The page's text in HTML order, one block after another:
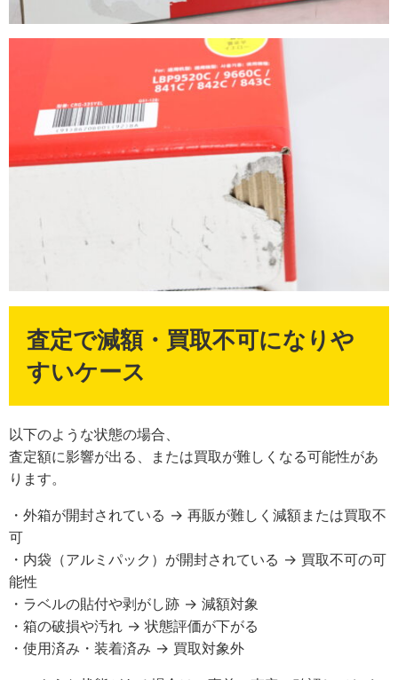
査定で減額・買取不可になりや
すいケース
以下のような状態の場合、
査定額に影響が出る、または買取が難しくなる可能性があ
ります。
・外箱が開封されている → 再販が難しく減額または買取不
可
・内袋（アルミパック）が開封されている → 買取不可の可
能性
・ラベルの貼付や剥がし跡 → 減額対象
・箱の破損や汚れ → 状態評価が下がる
・使用済み・装着済み → 買取対象外